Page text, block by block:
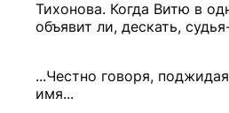
Тихонова. Когда Витю в
объявит ли, дескать,
...Честно говоря,
имя...